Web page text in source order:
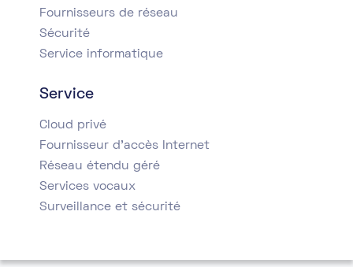
Fournisseurs de réseau
Sécurité
Service informatique
Service
Cloud privé
Fournisseur d’accès Internet
Réseau étendu géré
Services vocaux
Surveillance et sécurité